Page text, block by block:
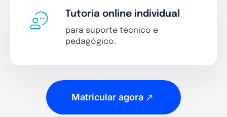
Tutoria online individual
para suporte técnico e
pedagógico.
Matricular agora